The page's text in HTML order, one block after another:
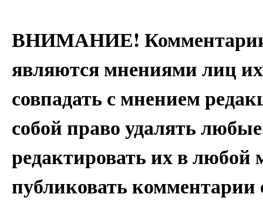
ВНИМАНИЕ! Комментарии
являются мнениями лиц
совпадать с мнением
собой право удалять
редактировать их в
публиковать